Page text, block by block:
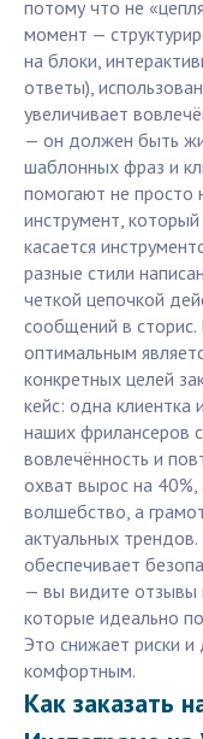
потому что не
момент —
на блоки,
ответы),
увеличивает
— он должен быть
шаблонных фраз и
помогают не просто
инструмент,
касается
разные стили
четкой цепочкой
сообщений в
оптимальным
конкретных целей
кейс: одна клиентка
наших фрилансеров
вовлечённость и
охват вырос на
волшебство, а
актуальных
обеспечивает
— вы видите отзывы
которые идеально
Это снижает риски и
комфортным.
Как заказать